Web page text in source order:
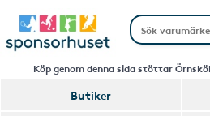
Köp genom denna sida stöttar
Butiker